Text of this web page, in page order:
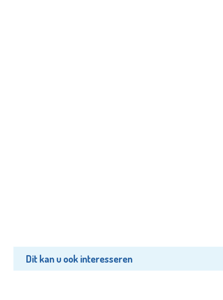
Dit kan u ook interesseren